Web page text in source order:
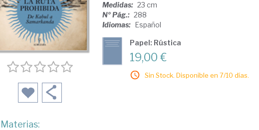
Medidas: 23 cm
Nº Pág.: 288
Idiomas: Español
Papel: Rústica
19,00 €
Sin Stock. Disponible en 7/10 días.
Materias: